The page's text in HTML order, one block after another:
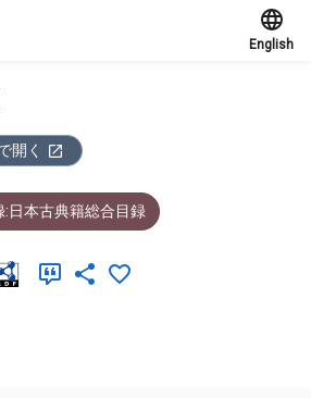
English
開く
:日本古典籍総合目録